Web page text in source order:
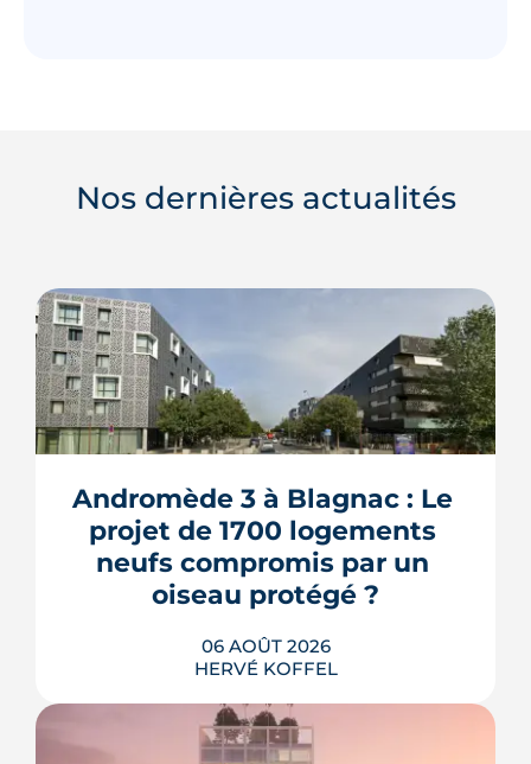
Nos dernières actualités
Andromède 3 à Blagnac : Le
projet de 1700 logements
neufs compromis par un
oiseau protégé ?
06 AOÛT 2026
HERVÉ KOFFEL